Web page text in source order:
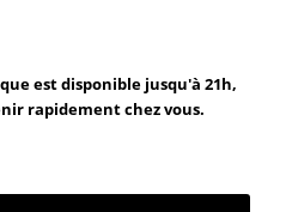
est disponible jusqu'à 21h,
rapidement chez vous.